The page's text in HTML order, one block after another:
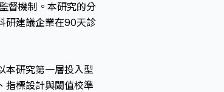
督機制。本研究的分
研建議企業在90天診
本研究第一層投入型
指標設計與閾值校準